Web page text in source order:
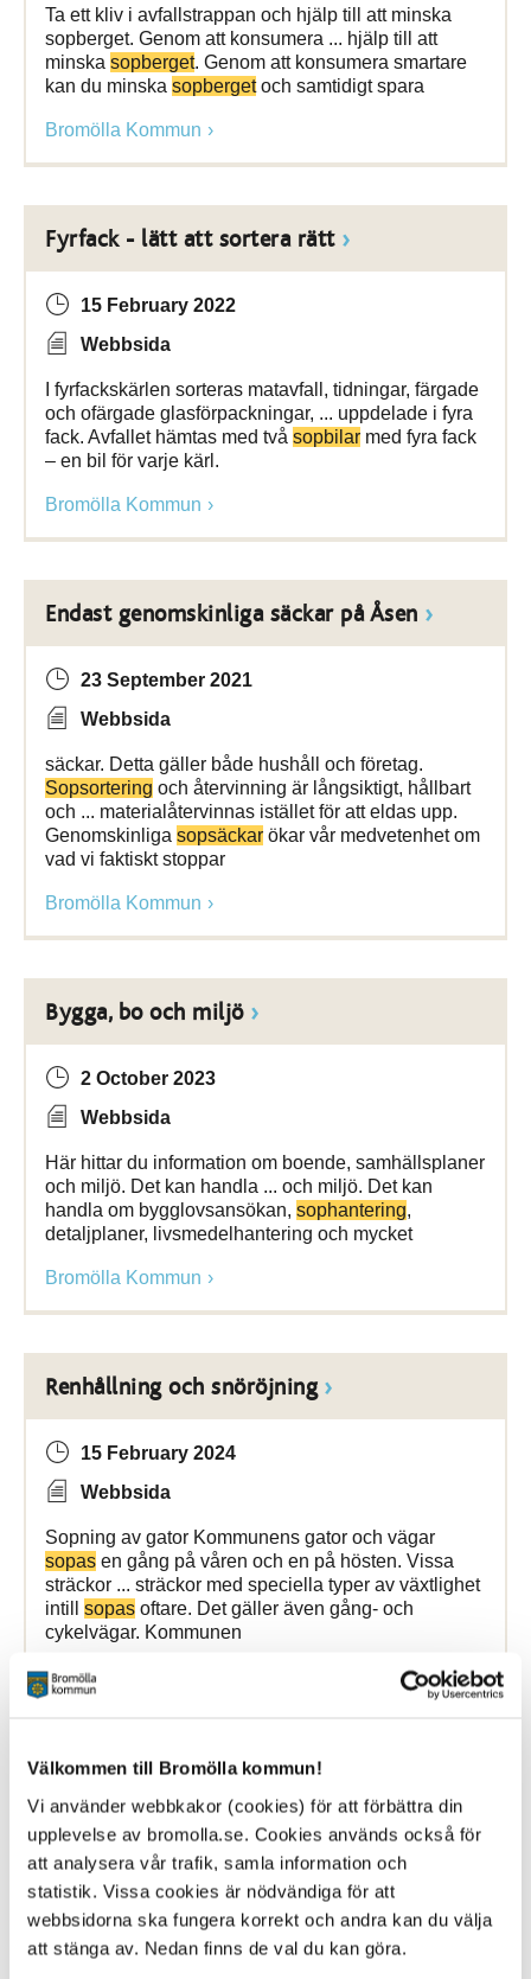
Välkommen till Bromölla kommun!
Vi använder webbkakor (cookies) för att förbättra din
upplevelse av bromolla.se. Cookies används också för
att analysera vår trafik, samla information och
statistik. Vissa cookies är nödvändiga för att
webbsidorna ska fungera korrekt och andra kan du välja
att stänga av. Nedan finns de val du kan göra.
Ta ett kliv i avfallstrappan och hjälp till att minska
sopberget. Genom att konsumera ... hjälp till att
minska sopberget. Genom att konsumera smartare
kan du minska sopbergetoch samtidigt spara
Bromölla Kommun
Fyrfack - lätt att sortera rätt
15 February 2022
Webbsida
I fyrfackskärlen sorteras matavfall, tidningar, färgade
och ofärgade glasförpackningar, ... uppdelade i fyra
fack. Avfallet hämtas med två sopbilar med fyra fack
– en bil för varje kärl.
Bromölla Kommun
Endast genomskinliga säckar på Åsen
23 September 2021
Webbsida
säckar. Detta gäller både hushåll och företag.
Sopsortering och återvinning är långsiktigt, hållbart
och ... materialåtervinnas istället för att eldas upp.
Genomskinliga sopsäckar ökar vår medvetenhet om
vad vi faktiskt stoppar
Bromölla Kommun
Bygga, bo och miljö
2 October 2023
Webbsida
Här hittar du information om boende, samhällsplaner
och miljö. Det kan handla ... och miljö. Det kan
handla om bygglovsansökan, sophantering,
detaljplaner, livsmedelhantering och mycket
Bromölla Kommun
Renhållning och snöröjning
15 February 2024
Webbsida
Sopning av gator Kommunens gator och vägar
sopas en gång på våren och en på hösten. Vissa
sträckor ... sträckor med speciella typer av växtlighet
intill sopas oftare. Det gäller även gång- och
cykelvägar. Kommunen
Bromölla Kommun
26 June 2024
Webbsida
avgör om en väg är farbar eller inte. För att
sophämtningska fungera är det viktigt att: